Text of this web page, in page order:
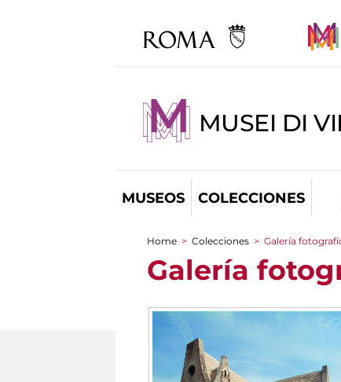
MUSEI DI
MUSEOS COLECCIONES
You are here
Home > Colecciones > Galería
Galería